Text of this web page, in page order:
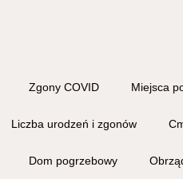
Zgony COVID Miejsca
Liczba urodzeń i zgonów
Dom pogrzebowy